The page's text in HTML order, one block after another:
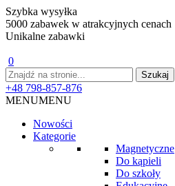
Szybka wysyłka
5000 zabawek w atrakcyjnych cenach
Unikalne zabawki
0
+48 798-857-876
MENUMENU
Nowości
Kategorie
Magnetyczne
Do kąpieli
Do szkoły